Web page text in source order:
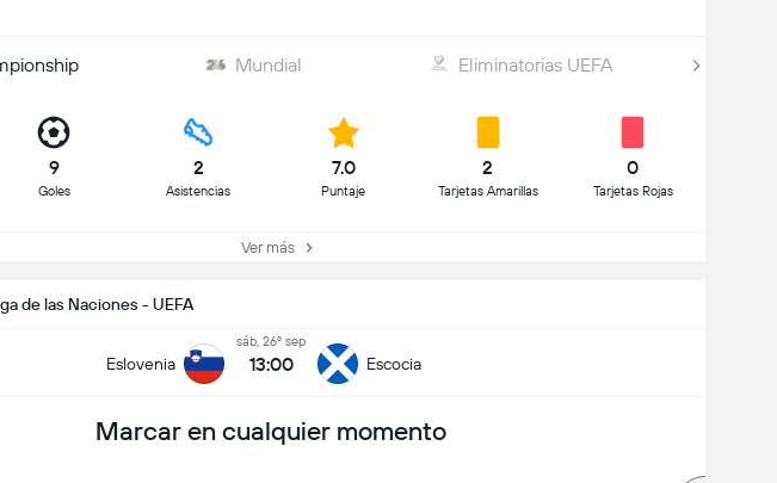
Mundial Eliminatorias UEFA
9
Goles
2
Asistencias
7.0
Puntaje
2
Tarjetas Amarillas
0
Tarjetas Rojas
Ver más
de las Naciones - UEFA
Eslovenia
sáb, 26º sep
13:00 Escocia
Marcar en cualquier momento